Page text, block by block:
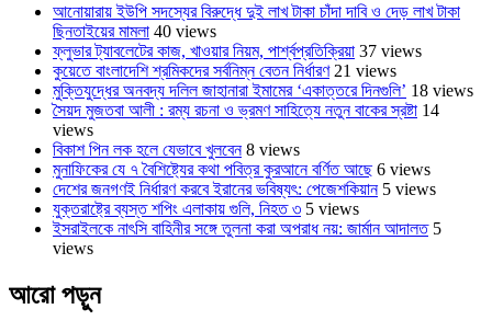
আনোয়ারায় ইউপি সদস্যের বিরুদ্ধে দুই লাখ টাকা চাঁদা দাবি ও দেড় লাখ টাকা
ছিনতাইয়ের মামলা 40 views
ফ্লুভার ট্যাবলেটের কাজ, খাওয়ার নিয়ম, পার্শ্বপ্রতিক্রিয়া 37 views
কুয়েতে বাংলাদেশি শ্রমিকদের সর্বনিম্ন বেতন নির্ধারণ 21 views
মুক্তিযুদ্ধের অনবদ্য দলিল জাহানারা ইমামের ‘একাত্তরে দিনগুলি’ 18 views
সৈয়দ মুজতবা আলী : রম্য রচনা ও ভ্রমণ সাহিত্যে নতুন বাকের স্রষ্টা 14
views
বিকাশ পিন লক হলে যেভাবে খুলবেন 8 views
মুনাফিকের যে ৭ বৈশিষ্ট্যের কথা পবিত্র কুরআনে বর্ণিত আছে 6 views
দেশের জনগণই নির্ধারণ করবে ইরানের ভবিষ্যৎ: পেজেশকিয়ান 5 views
যুক্তরাষ্ট্রে ব্যস্ত শপিং এলাকায় গুলি, নিহত ৩ 5 views
ইসরাইলকে নাৎসি বাহিনীর সঙ্গে তুলনা করা অপরাধ নয়: জার্মান আদালত 5
views
আরো পড়ুন